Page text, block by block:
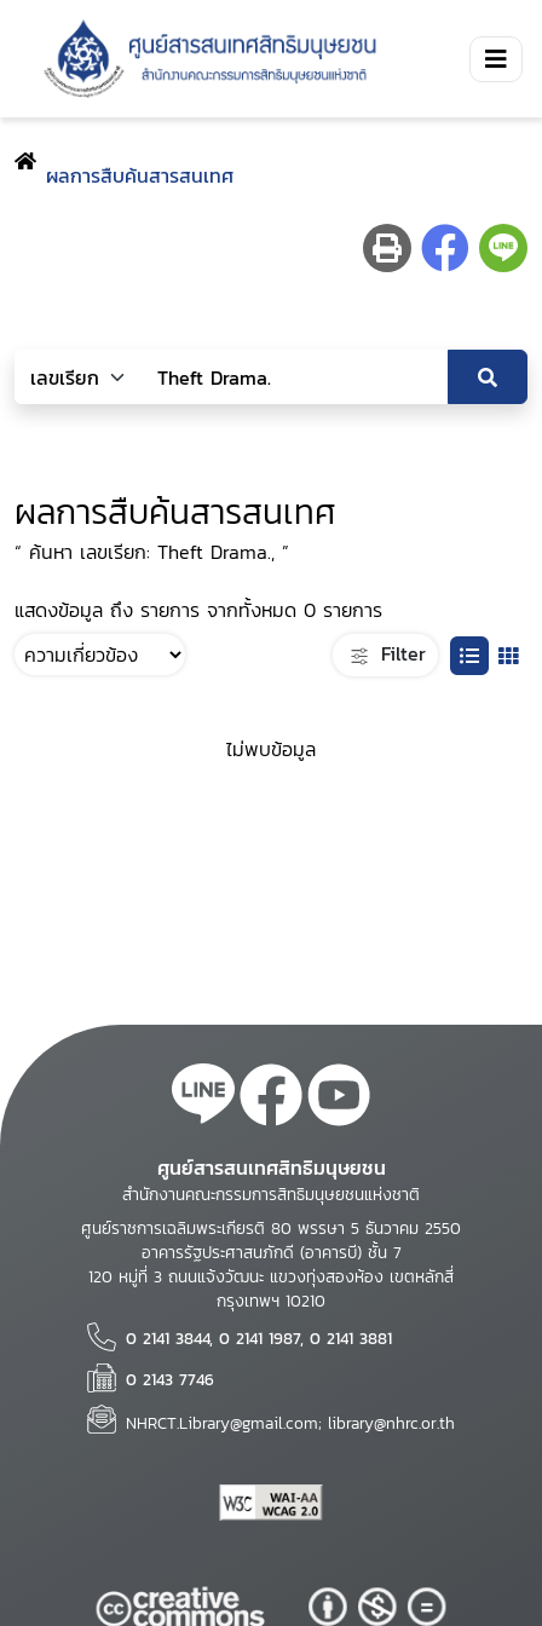
ผลการสืบค้นสารสนเทศ
ผลการสืบค้นสารสนเทศ
“ ค้นหา เลขเรียก: Theft Drama., ”
แสดงข้อมูล ถึง รายการ จากทั้งหมด 0 รายการ
Filter
ไม่พบข้อมูล
ศูนย์สารสนเทศสิทธิมนุษยชน
สำนักงานคณะกรรมการสิทธิมนุษยชนแห่งชาติ
ศูนย์ราชการเฉลิมพระเกียรติ 80 พรรษา 5 ธันวาคม 2550
อาคารรัฐประศาสนภักดี (อาคารบี) ชั้น 7
120 หมู่ที่ 3 ถนนแจ้งวัฒนะ แขวงทุ่งสองห้อง เขตหลักสี่
กรุงเทพฯ 10210
0 2141 3844, 0 2141 1987, 0 2141 3881
0 2143 7746
NHRCT.Library@gmail.com; library@nhrc.or.th